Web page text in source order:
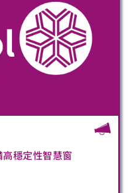
穩定性智慧窗